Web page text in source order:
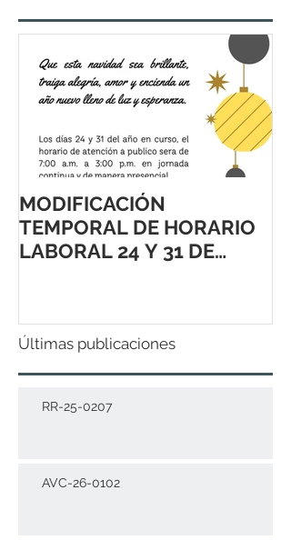
MODIFICACIÓN
TEMPORAL DE HORARIO
LABORAL 24 Y 31 DE
Últimas publicaciones
RR-25-0207
AVC-26-0102